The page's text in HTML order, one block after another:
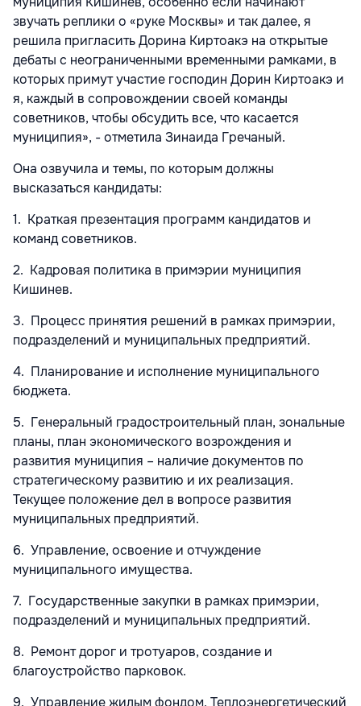
звучать реплики о «руке Москвы» и так далее, я
решила пригласить Дорина Киртоакэ на открытые
дебаты с неограниченными временными рамками, в
которых примут участие господин Дорин Киртоакэ и
я, каждый в сопровождении своей команды
советников, чтобы обсудить все, что касается
муниципия», - отметила Зинаида Гречаный.
Она озвучила и темы, по которым должны
высказаться кандидаты:
1. Краткая презентация программ кандидатов и
команд советников.
2. Кадровая политика в примэрии муниципия
Кишинев.
3. Процесс принятия решений в рамках примэрии,
подразделений и муниципальных предприятий.
4. Планирование и исполнение муниципального
бюджета.
5. Генеральный градостроительный план, зональные
планы, план экономического возрождения и
развития муниципия – наличие документов по
стратегическому развитию и их реализация.
Текущее положение дел в вопросе развития
муниципальных предприятий.
6. Управление, освоение и отчуждение
муниципального имущества.
7. Государственные закупки в рамках примэрии,
подразделений и муниципальных предприятий.
8. Ремонт дорог и тротуаров, создание и
благоустройство парковок.